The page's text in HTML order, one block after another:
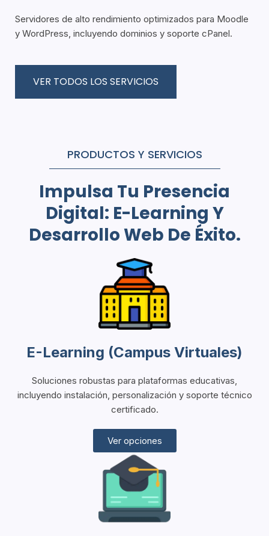
Servidores de alto rendimiento optimizados para Moodle
y WordPress, incluyendo dominios y soporte cPanel.
VER TODOS LOS SERVICIOS
PRODUCTOS Y SERVICIOS
Impulsa Tu Presencia
Digital: E-Learning Y
Desarrollo Web De Éxito.
E-Learning (Campus Virtuales)
Soluciones robustas para plataformas educativas,
incluyendo instalación, personalización y soporte técnico
certificado.
Ver opciones